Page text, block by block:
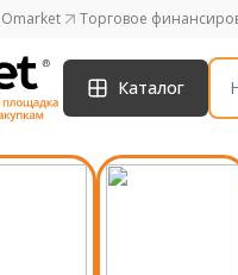
Торговое
Каталог